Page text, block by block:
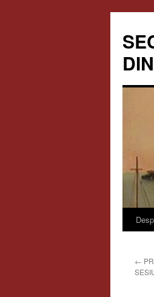
content
←